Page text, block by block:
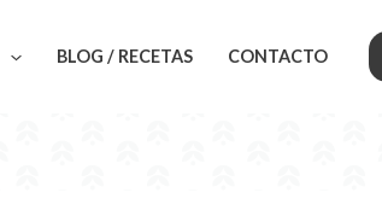
BLOG / RECETAS CONTACTO